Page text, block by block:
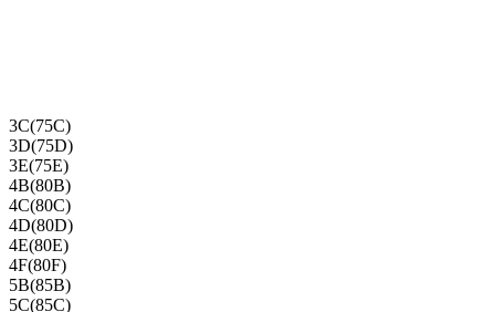
3C(75C)
3D(75D)
3E(75E)
4B(80B)
4C(80C)
4D(80D)
4E(80E)
4F(80F)
5B(85B)
5C(85C)